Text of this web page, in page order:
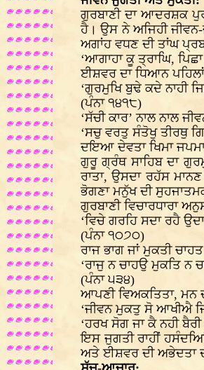
ਗੁਰਬਾਣੀ ਦਾ ਆਦਰਸ਼ਕ
ਹੈ। ਉਸ ਨੇ ਅਜਿਹੀ
ਅਗਾਂਹ ਵਧਣ ਦੀ ਤਾਂਘ
‘ਆਗਾਹਾ ਕੂ ਤ੍ਰਾਘਿ,
ਈਸ਼ਵਰ ਦਾ ਧਿਆਨ
‘ਗੁਰਮੁਖਿ ਬੁਢੇ ਕਦੇ ਨਾਹੀ
(ਪੰਨਾ ੧੪੧੮)
‘ਸੱਚੀ ਕਾਰ’ ਨਾਲ ਨਾਲ
‘ਸਚੁ ਵਰਤੁ ਸੰਤੋਖੁ ਤੀਰਥੁ
ਦਇਆ ਦੇਵਤਾ ਖਿਮਾ
ਗੁਰੂ ਗ੍ਰੰਥ ਸਾਹਿਬ ਦਾ
ਰਾਤਾ, ਉਸਦਾ ਰਹੱਸ
ਭੋਗਣਾ ਮਨੁੱਖ ਦੀ
ਗੁਰਬਾਣੀ ਵਿਚਾਰਧਾਰਾ
‘ਵਿਚੇ ਗਰਹਿ ਸਦਾ ਰਹੈ
(ਪੰਨਾ ੧੦੭੦)
ਰਾਜ ਭਾਗ ਜਾਂ ਮੁਕਤੀ
‘ਰਾਜੁ ਨ ਚਾਹਉ ਮੁਕਤਿ ਨ
(ਪੰਨਾ ੫੩੪)
ਆਪਣੀ ਵਿਅਕਤਿਤਾ, ਮਨ
‘ਜੀਵਨ ਮੁਕਤੁ ਸੋ ਆਖੀਐ
‘ਹਰਖ ਸੋਗ ਜਾ ਕੈ ਨਹੀ
ਇਸ ਜੁਗਤੀ ਰਾਹੀਂ
ਅਤੇ ਈਸ਼ਵਰ ਦੀ ਅਭੇਦਤਾ